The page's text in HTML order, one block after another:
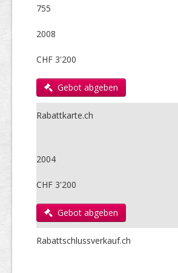
755
2008
CHF 3'200
Gebot abgeben
Rabattkarte.ch
2004
CHF 3'200
Gebot abgeben
Rabattschlussverkauf.ch